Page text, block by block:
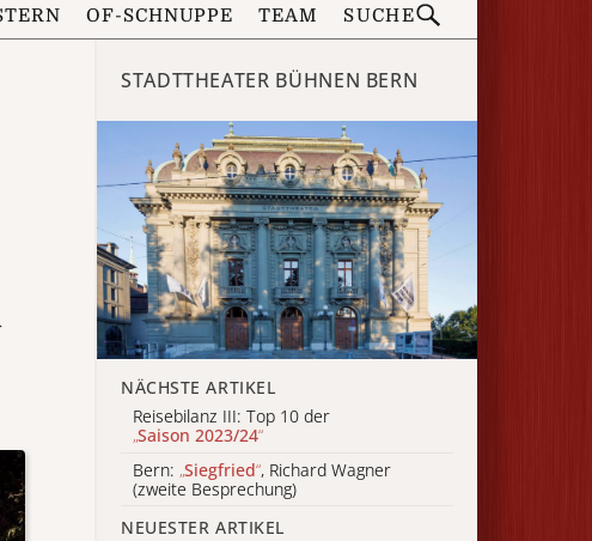
OF-SCHNUPPE TEAM SUCHE
STADTTHEATER BÜHNEN BERN
NÄCHSTE ARTIKEL
Reisebilanz III: Top 10 der
„Saison 2023/24“
Bern: „Siegfried“, Richard Wagner
(zweite Besprechung)
NEUESTER ARTIKEL